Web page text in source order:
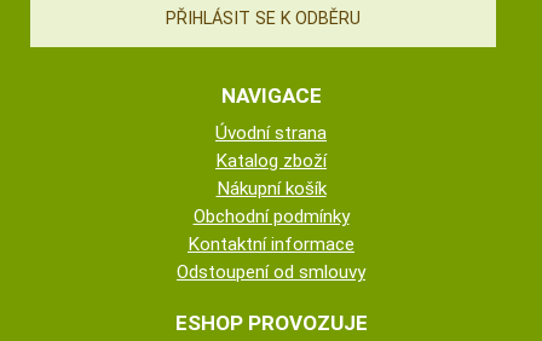
NAVIGACE
Úvodní strana
Katalog zboží
Nákupní košík
Obchodní podmínky
Kontaktní informace
Odstoupení od smlouvy
ESHOP PROVOZUJE